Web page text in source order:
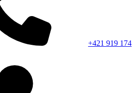
+421 919 174